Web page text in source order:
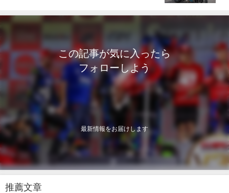
この記事が気に入ったら
フォローしよう
最新情報をお届けします
推薦文章